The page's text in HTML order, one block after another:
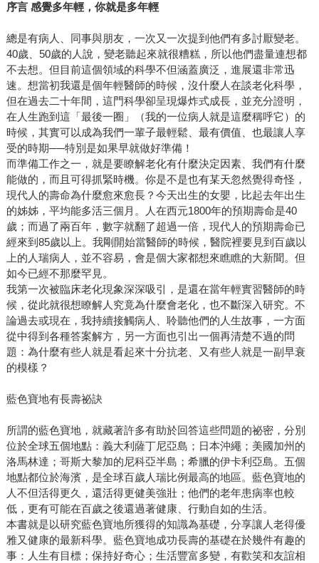
序言 感覺多年輕，你就是多年輕
總是有病人、同事與朋友，一次又一次提到他們有多討厭變老。
40歲、50歲的人說，變老聽起來就很糟糕，所以他們盡量連想都
不去想。但目前這個領域的科學不但涵蓋廣泛，進展還非常迅
速。想當初我還是個年輕醫師的時候，沒什麼人在談老化科學，
但在過去二十年間，這門科學卻呈現爆炸式成長，並充分證明，
在人生跑到這「最後一圈」（我的一位病人就是這麼稱呼它）的
時候，其實可以成為我們一輩子最輕鬆、最有價值、也最讓人享
受的時期──特別是如果早就做好準備！
而準備工作之一，就是要瞭解老化有什麼決定因素、我們有什麼
能做的，而且可得抓緊時機。你是不是也有某天忽然覺得奇怪，
現代人的壽命為什麼愈來愈長？今天出生的女嬰，比起去年出生
的姊姊，平均能多活三個月。人在西元1800年的預期壽命是40
歲；而過了兩百年，數字就翻了超過一倍，現代人的預期壽命已
經來到85歲以上。我剛開始當醫師的時候，醫院裡要見到百歲以
上的人瑞病人，並不容易，會是個大家都想來瞧瞧的大新聞。但
如今已經不那麼罕見。
我第一次被臨床老化現象深深吸引，是還在當年輕實習醫師的時
候，從此就很想瞭解人究竟為什麼會老化，也不斷深入研究。不
論過去或現在，我持續接觸病人、聆聽他們的人生故事，一方面
從中得到各種答案解方，另一方面也引出一個再清楚不過的問
題：為什麼有些人就是看起來十分抗老、又有些人就是一副早衰
的模樣？
藍色寶地有長壽祕訣
所謂的藍色寶地，就藏著許多有助於回答這些問題的祕密，分別
位於全球五個地點：義大利薩丁尼亞島；日本沖繩；美國加州的
洛馬林達；哥斯大黎加的尼科亞半島；希臘的伊卡利亞島。五個
地點都位於海濱，是全球百歲人瑞比例最高的地區。藍色寶地的
人不但活得更久，還活得更健美強壯；他們的老年患病率也較
低，更有可能在百歲之後還過著健康、行動自如的生活。
本書就是以研究藍色寶地所獲得的知識為基礎，分享讓人老得優
雅又健康的最新科學。藍色寶地成功長壽的基礎在於幾件有趣的
事：人生有目標；保持好奇心；生活豐富多變，有歡笑和友誼相